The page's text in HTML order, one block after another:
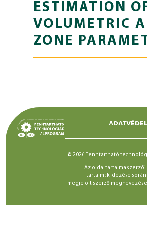
ESTIMATION
VOLUMETRIC
ZONE
© 2026 Fenntartható
Az oldal tartalma szerzői
tartalmak idézése során
megjelölt szerző